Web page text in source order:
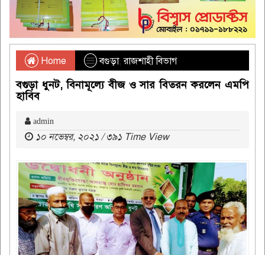
Home বগুড়া,রাজশাহী বিভাগ
বগুড়া ধুনট, বিনামূল্যে বীজ ও সার বিতরন করলেন এমপি
হাবিব
admin
১০ নভেম্বর, ২০২১ / ৩৯১ Time View